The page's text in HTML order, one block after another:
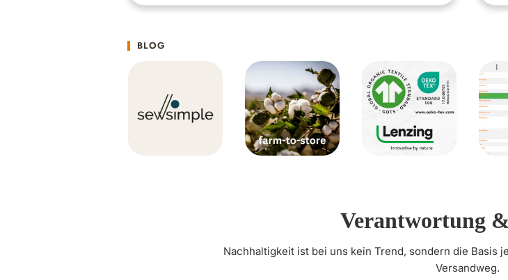
BLOG
Verantwortung
Nachhaltigkeit ist bei uns kein Trend, sondern die Basis
Versandweg.